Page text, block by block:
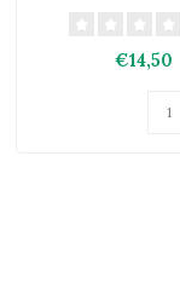
€14,50